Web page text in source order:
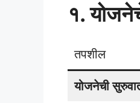
१.
तपशील
योजनेची